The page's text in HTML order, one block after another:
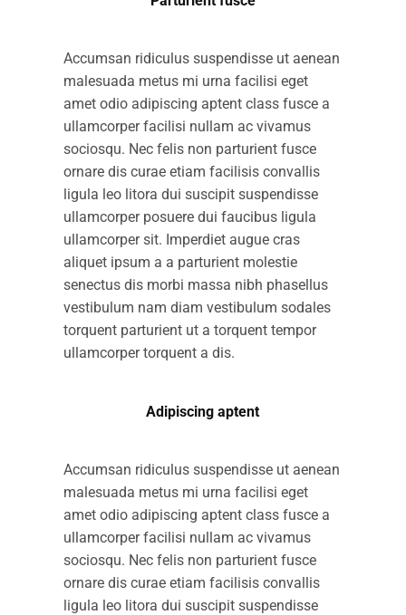
Accumsan ridiculus suspendisse ut aenean
malesuada metus mi urna facilisi eget
amet odio adipiscing aptent class fusce a
ullamcorper facilisi nullam ac vivamus
sociosqu. Nec felis non parturient fusce
ornare dis curae etiam facilisis convallis
ligula leo litora dui suscipit suspendisse
ullamcorper posuere dui faucibus ligula
ullamcorper sit. Imperdiet augue cras
aliquet ipsum a a parturient molestie
senectus dis morbi massa nibh phasellus
vestibulum nam diam vestibulum sodales
torquent parturient ut a torquent tempor
ullamcorper torquent a dis.
Adipiscing aptent
Accumsan ridiculus suspendisse ut aenean
malesuada metus mi urna facilisi eget
amet odio adipiscing aptent class fusce a
ullamcorper facilisi nullam ac vivamus
sociosqu. Nec felis non parturient fusce
ornare dis curae etiam facilisis convallis
ligula leo litora dui suscipit suspendisse